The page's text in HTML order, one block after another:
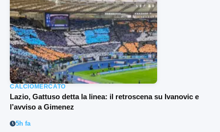
CALCIOMERCATO
Lazio, Gattuso detta la linea: il retroscena su Ivanovic e
l’avviso a Gimenez
5h fa